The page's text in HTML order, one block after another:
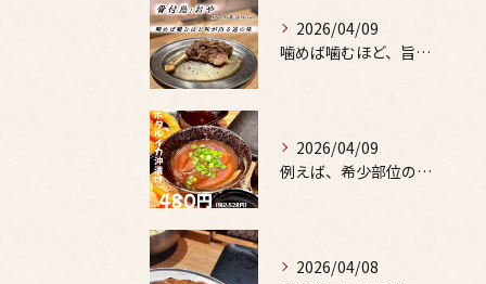
2026/04/09
噛めば噛むほど、旨みがあふれる。
2026/04/09
例えば、希少部位の串を試したり、季節限定の地酒を味わったりす...
2026/04/08